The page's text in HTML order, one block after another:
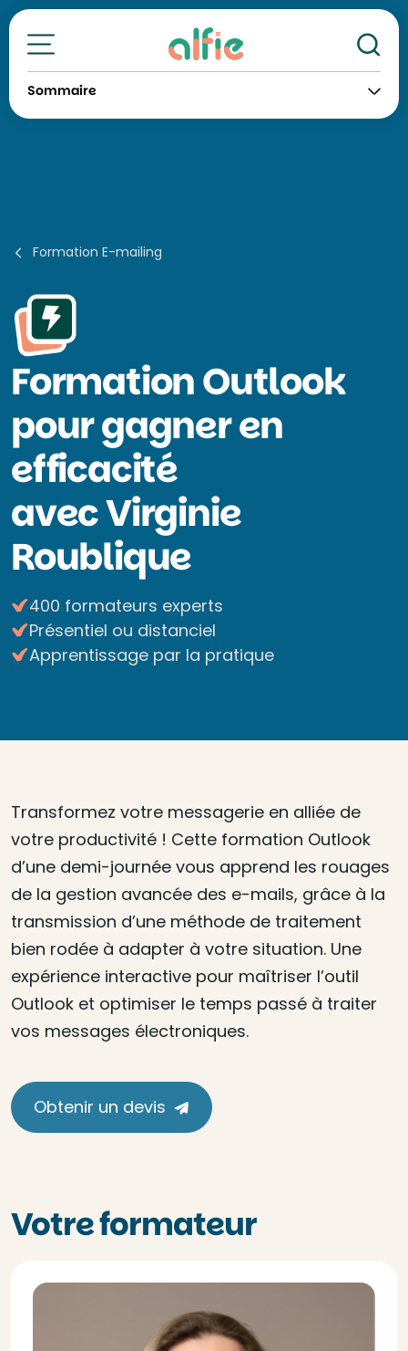
Toutes nos formations
Sommaire
Formation E-mailing
FormationOutlook
pour gagner en
efficacité
avec Virginie
Roublique
400 formateurs experts
Présentiel ou distanciel
Apprentissage par la pratique
Transformez votre messagerie en alliée de
votre productivité ! Cette formation Outlook
d’une demi-journée vous apprend les rouages
de la gestion avancée des e-mails, grâce à la
transmission d’une méthode de traitement
bien rodée à adapter à votre situation. Une
expérience interactive pour maîtriser l’outil
Outlook et optimiser le temps passé à traiter
vos messages électroniques.
Obtenir un devis
Votre formateur